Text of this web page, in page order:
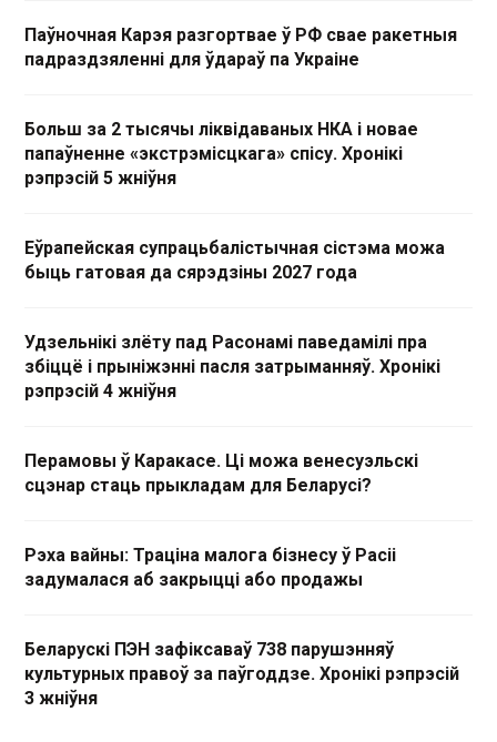
Паўночная Карэя разгортвае ў РФ свае ракетныя
падраздзяленні для ўдараў па Украіне
Больш за 2 тысячы ліквідаваных НКА і новае
папаўненне «экстрэмісцкага» спісу. Хронікі
рэпрэсій 5 жніўня
Еўрапейская супрацьбалістычная сістэма можа
быць гатовая да сярэдзіны 2027 года
Удзельнікі злёту пад Расонамі паведамілі пра
збіццё і прыніжэнні пасля затрыманняў. Хронікі
рэпрэсій 4 жніўня
Перамовы ў Каракасе. Ці можа венесуэльскі
сцэнар стаць прыкладам для Беларусі?
Рэха вайны: Траціна малога бізнесу ў Расіі
задумалася аб закрыцці або продажы
Беларускі ПЭН зафіксаваў 738 парушэнняў
культурных правоў за паўгоддзе. Хронікі рэпрэсій
3 жніўня